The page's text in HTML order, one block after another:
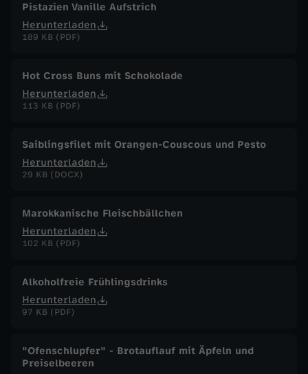
Pistazien Vanille Aufstrich
Herunterladen
189 KB (PDF)
Hot Cross Buns mit Schokolade
Herunterladen
113 KB (PDF)
Saiblingsfilet mit Orangen-Couscous und Pesto
Herunterladen
29 KB (DOCX)
Marokkanische Fleischbällchen
Herunterladen
102 KB (PDF)
Alkoholfreie Frühlingsdrinks
Herunterladen
97 KB (PDF)
"Ofenschlupfer" - Brotauflauf mit Äpfeln und
Preiselbeeren